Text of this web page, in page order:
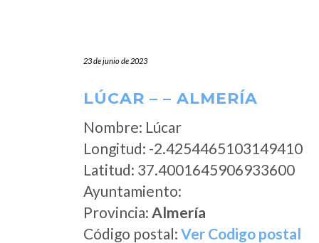
23 de junio de 2023
LÚCAR – – ALMERÍA
Nombre: Lúcar
Longitud: -2.4254465103149410
Latitud: 37.4001645906933600
Ayuntamiento:
Provincia: Almería
Código postal: Ver Codigo postal